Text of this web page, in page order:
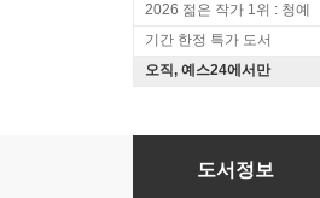
2026 젊은 작가 1위 : 청예
기간 한정 특가 도서
오직, 예스24에서만
미스터 모노레일
도서정보